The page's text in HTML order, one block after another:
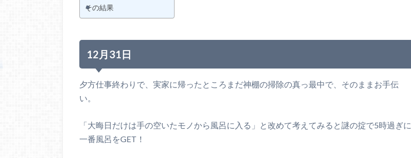
その結果
12月31日
夕方仕事終わりで、実家に帰ったところまだ神棚の掃除の真っ最中で、そのままお手伝
い。
「大晦日だけは手の空いたモノから風呂に入る」と改めて考えてみると謎の掟で5時過ぎに
一番風呂をGET！